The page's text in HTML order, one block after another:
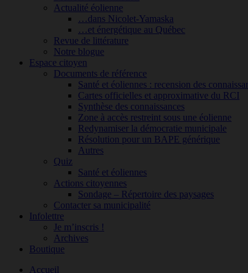
Actualité éolienne
…dans Nicolet-Yamaska
…et énergétique au Québec
Revue de littérature
Notre blogue
Espace citoyen
Documents de référence
Santé et éoliennes : recension des
Cartes officielles et approximative du RCI
Synthèse des connaissances
Zone à accès restreint sous une éolienne
Redynamiser la démocratie municipale
Résolution pour un BAPE générique
Autres
Quiz
Santé et éoliennes
Actions citoyennes
Sondage – Répertoire des paysages
Contacter sa municipalité
Infolettre
Je m’inscris !
Archives
Boutique
Accueil